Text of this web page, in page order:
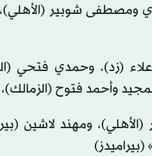
شوبير
(زد)، وحمدي فتحي
وأحمد فتوح
ومهند لاشين